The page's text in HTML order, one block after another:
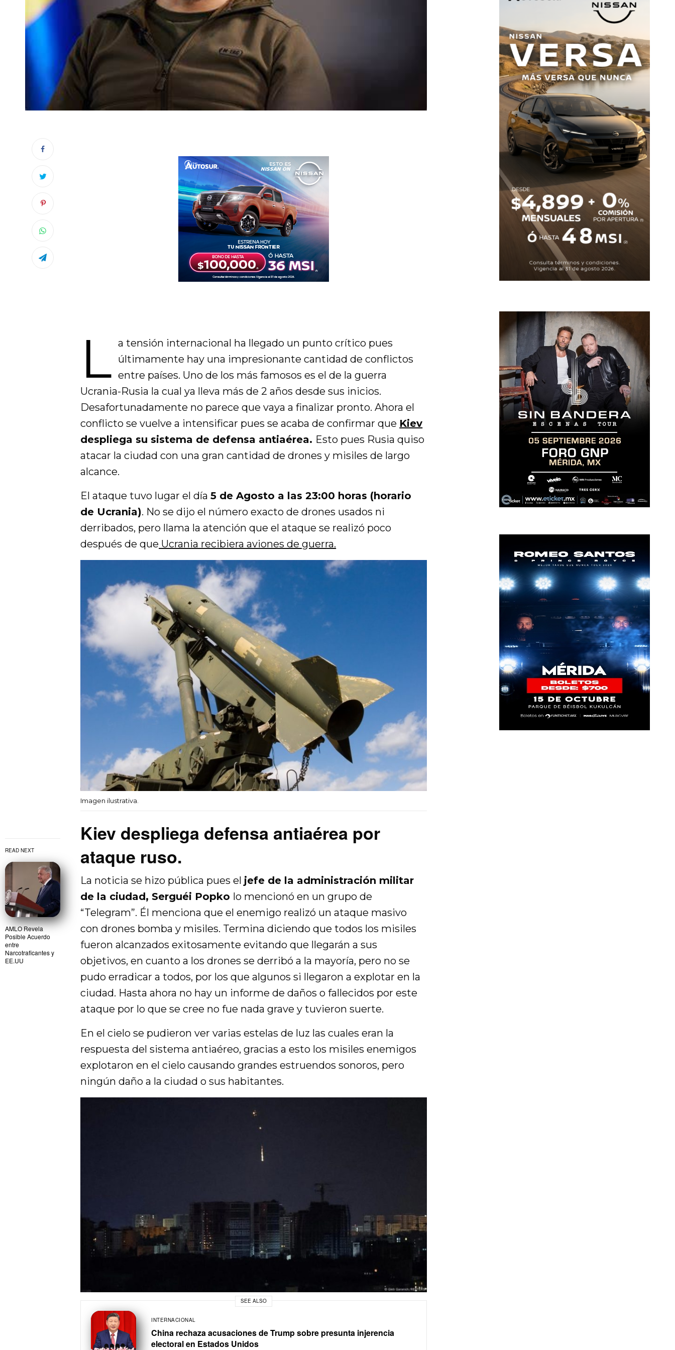
READ NEXT
AMLO Revela
Posible Acuerdo
entre
Narcotraficantes y
EE.UU
L a tensión internacional ha llegado un punto crítico pues
últimamente hay una impresionante cantidad de conflictos
entre países. Uno de los más famosos es el de la guerra
Ucrania-Rusia la cual ya lleva más de 2 años desde sus inicios.
Desafortunadamente no parece que vaya a finalizar pronto. Ahora el
conflicto se vuelve a intensificar pues se acaba de confirmar que Kiev
despliega su sistema de defensa antiaérea. Esto pues Rusia quiso
atacar la ciudad con una gran cantidad de drones y misiles de largo
alcance.
El ataque tuvo lugar el día5 de Agosto a las 23:00 horas (horario
de Ucrania). No se dijo el número exacto de drones usados ni
derribados, pero llama la atención que el ataque se realizó poco
después de que Ucrania recibiera aviones de guerra.
Imagen ilustrativa.
Kiev despliega defensa antiaérea por
ataque ruso.
La noticia se hizo pública pues el jefe de la administración militar
de la ciudad, Serguéi Popko lo mencionó en un grupo de
“Telegram”. Él menciona que el enemigo realizó un ataque masivo
con drones bomba y misiles. Termina diciendo que todos los misiles
fueron alcanzados exitosamente evitando que llegarán a sus
objetivos, en cuanto a los drones se derribó a la mayoría, pero no se
pudo erradicar a todos, por los que algunos si llegaron a explotar en la
ciudad. Hasta ahora no hay un informe de daños o fallecidos por este
ataque por lo que se cree no fue nada grave y tuvieron suerte.
En el cielo se pudieron ver varias estelas de luz las cuales eran la
respuesta del sistema antiaéreo, gracias a esto los misiles enemigos
explotaron en el cielo causando grandes estruendos sonoros, pero
ningún daño a la ciudad o sus habitantes.
SEE ALSO
INTERNACIONAL
China rechaza acusaciones de Trump sobre presunta injerencia
electoral en Estados Unidos